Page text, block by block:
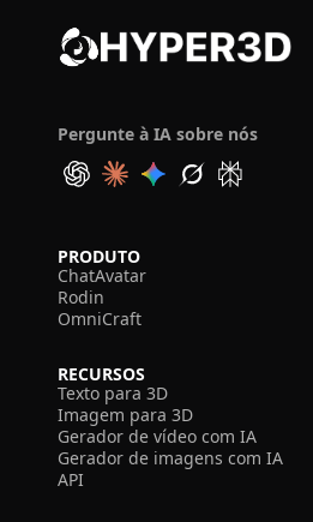
Pergunte à IA sobre nós
PRODUTO
ChatAvatar
Rodin
OmniCraft
RECURSOS
Texto para 3D
Imagem para 3D
Gerador de vídeo com IA
Gerador de imagens com IA
API